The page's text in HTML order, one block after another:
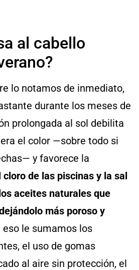
al cabello
lo notamos de inmediato,
durante los meses de
prolongada al sol debilita
el color —sobre todo si
y favorece la
cloro de las piscinas y la sal
aceites naturales que
más poroso y
eso le sumamos los
el uso de gomas
al aire sin protección, el